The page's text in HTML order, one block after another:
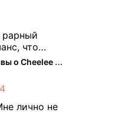
рарный
что
если
потом
Чат, форум и отзывы о Cheelee (CHEELEE) - The Hedger
лично не